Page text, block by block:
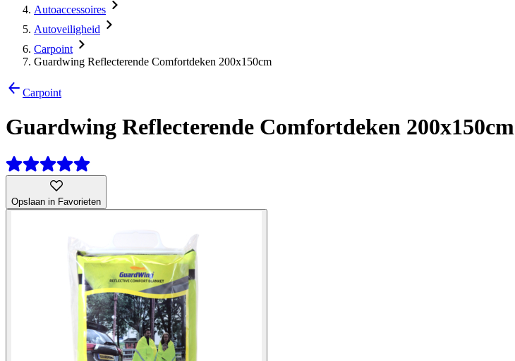
Autoaccessoires
Autoveiligheid
Carpoint
Guardwing Reflecterende Comfortdeken 200x150cm
Carpoint
Guardwing Reflecterende Comfortdeken 200x150cm
Opslaan in Favorieten